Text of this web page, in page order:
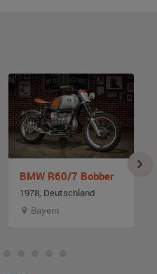
BMW R60/7 Bobber
1978, Deutschland
Bayern